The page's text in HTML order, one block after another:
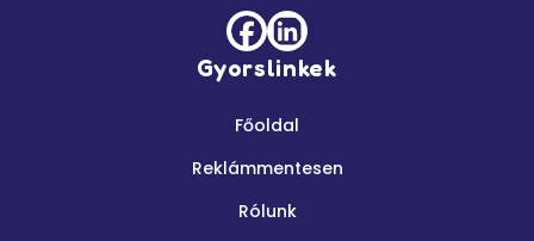
Gyorslinkek
Főoldal
Reklámmentesen
Rólunk